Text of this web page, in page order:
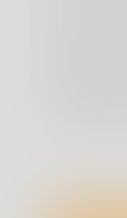
scultura e
sono
pubblico.
sabato 17